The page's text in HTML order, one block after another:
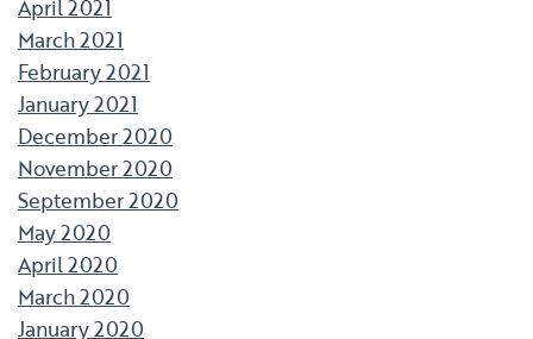
April 2021
March 2021
February 2021
January 2021
December 2020
November 2020
September 2020
May 2020
April 2020
March 2020
January 2020